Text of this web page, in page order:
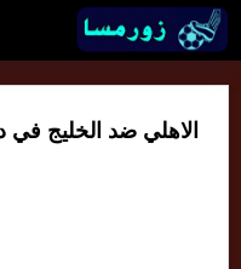
الاهلي ضد الخليج في